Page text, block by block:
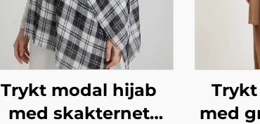
Trykt modal hijab
med skakternet
med